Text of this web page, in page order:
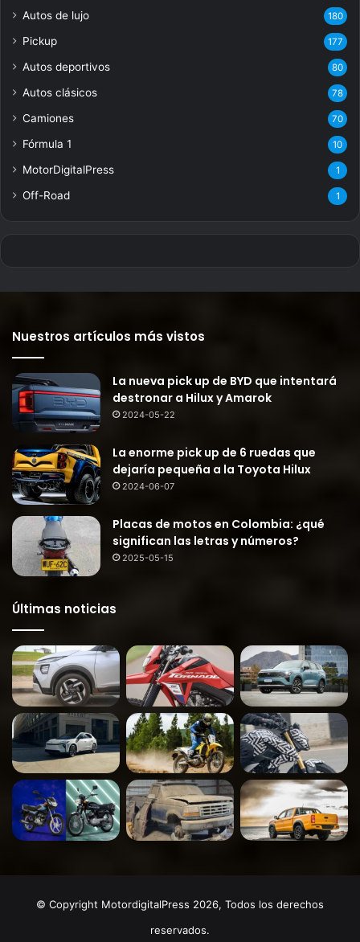
Autos de lujo 180
Pickup 177
Autos deportivos 80
Autos clásicos 78
Camiones 70
Fórmula 1 10
MotorDigitalPress 1
Off-Road 1
Nuestros artículos más vistos
La nueva pick up de BYD que intentará
destronar a Hilux y Amarok
2024-05-22
La enorme pick up de 6 ruedas que
dejaría pequeña a la Toyota Hilux
2024-06-07
Placas de motos en Colombia: ¿qué
significan las letras y números?
2025-05-15
Últimas noticias
© Copyright MotordigitalPress 2026, Todos los derechos
reservados.